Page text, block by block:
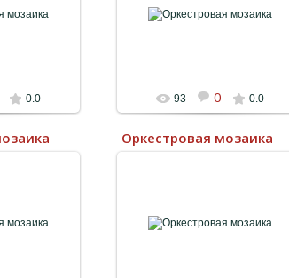
0.0 93 0 0.0
Оркестровая мозаика